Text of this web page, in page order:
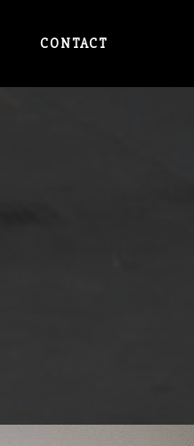
CONTACT